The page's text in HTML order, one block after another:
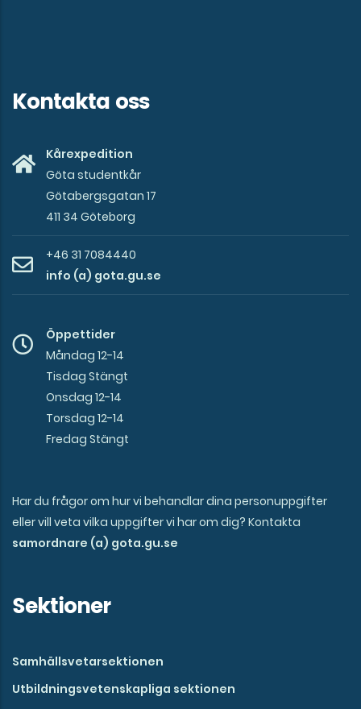
Kontakta oss
Kårexpedition
Göta studentkår
Götabergsgatan 17
411 34 Göteborg
+46 31 7084440
info (a) gota.gu.se
Öppettider
Måndag 12-14
Tisdag Stängt
Onsdag 12-14
Torsdag 12-14
Fredag Stängt
Har du frågor om hur vi behandlar dina personuppgifter
eller vill veta vilka uppgifter vi har om dig? Kontakta
samordnare (a) gota.gu.se
Sektioner
Samhällsvetarsektionen
Utbildningsvetenskapliga sektionen